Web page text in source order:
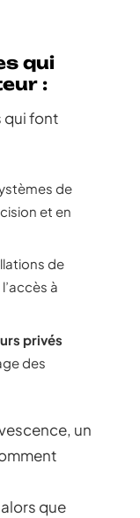
qui
:
qui font
de
et en
de
à
privés
des
un
que